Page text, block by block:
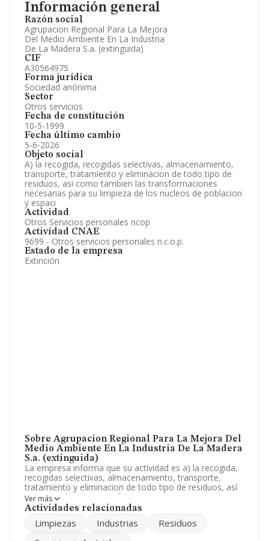
Información general
Razón social
Agrupacion Regional Para La Mejora
Del Medio Ambiente En La Industria
De La Madera S.a. (extinguida)
CIF
A30564975
Forma jurídica
Sociedad anónima
Sector
Otros servicios
Fecha de constitución
10-5-1999
Fecha último cambio
5-6-2026
Objeto social
A) la recogida, recogidas selectivas, almacenamiento,
transporte, tratamiento y eliminacion de todo tipo de
residuos, asi como tambien las transformaciones
necesarias para su limpieza de los nucleos de poblacion
y espaci
Actividad
Otros Servicios personales ncop
Actividad CNAE
9699 - Otros servicios personales n.c.o.p.
Estado de la empresa
Extinción
Sobre Agrupacion Regional Para La Mejora Del
Medio Ambiente En La Industria De La Madera
S.a. (extinguida)
La empresa informa que su actividad es a) la recogida,
recogidas selectivas, almacenamiento, transporte,
tratamiento y eliminacion de todo tipo de residuos, así
como tambien las transformaciones necesarias para su
limpieza de los nucleos de poblacion y espaci. La
Sociedad Anónima. La actividad de referencia CNAE
Ver más
Actividades relacionadas
Limpiezas Industrias
Residuos
Directivos y Ejecutivos.
Accionistas.
Participaciones y Vinculaciones en otras empresas.
Artículos de prensa publicados sobre la empresa.
Información oficial y registral complementaria.